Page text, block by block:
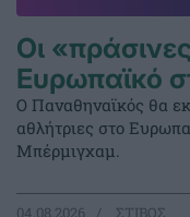
Οι
Ευρωπαϊκό
Ο Παναθηναϊκός θα
αθλήτριες στο
Μπέρμιγχαμ.
04.08.2026 ΣΤΙΒΟΣ